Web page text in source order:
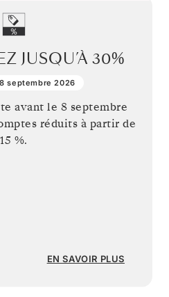
JUSQU’À 30%
septembre 2026
avant le 8 septembre
réduits à partir de
15 %.
EN SAVOIR PLUS